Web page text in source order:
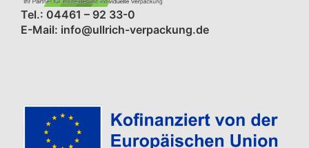
Tel.: 04461 – 92 33-0
E-Mail: info@ullrich-verpackung.de